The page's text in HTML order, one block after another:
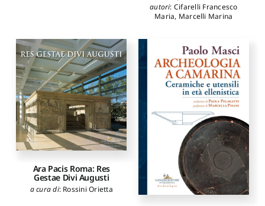
autori: Cifarelli Francesco
Maria, Marcelli Marina
Ara Pacis Roma: Res
Gestae Divi Augusti
a cura di: Rossini Orietta